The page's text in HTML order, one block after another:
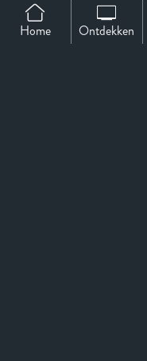
Home Ontdekken